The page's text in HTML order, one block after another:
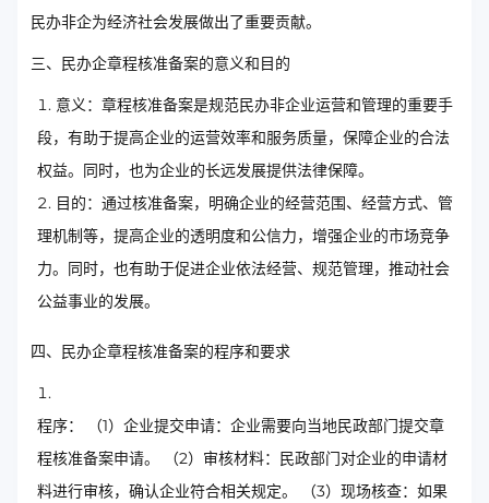
民办非企为经济社会发展做出了重要贡献。
三、民办企章程核准备案的意义和目的
意义：章程核准备案是规范民办非企业运营和管理的重要手
段，有助于提高企业的运营效率和服务质量，保障企业的合法
权益。同时，也为企业的长远发展提供法律保障。
目的：通过核准备案，明确企业的经营范围、经营方式、管
理机制等，提高企业的透明度和公信力，增强企业的市场竞争
力。同时，也有助于促进企业依法经营、规范管理，推动社会
公益事业的发展。
四、民办企章程核准备案的程序和要求
程序： （1）企业提交申请：企业需要向当地民政部门提交章
程核准备案申请。 （2）审核材料：民政部门对企业的申请材
料进行审核，确认企业符合相关规定。 （3）现场核查：如果